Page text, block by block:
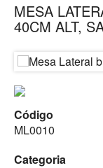
MESA
40CM ALT,
Código
ML0010
Categoria